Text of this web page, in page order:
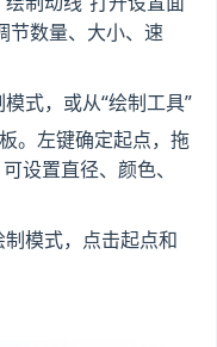
节数量、大小、速
式，或从“绘制工具”
。左键确定起点，拖
设置直径、颜色、
模式，点击起点和